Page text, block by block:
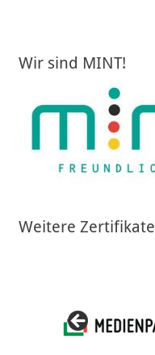
Wir sind MINT!
Weitere Zertifikate